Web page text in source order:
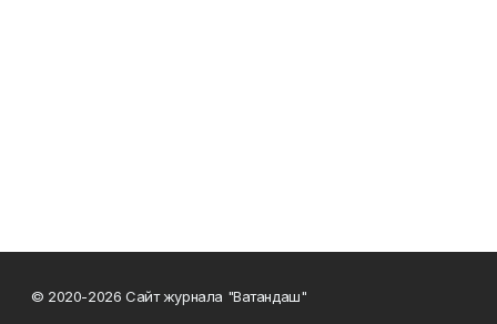
© 2020-2026 Сайт журнала "Ватандаш"